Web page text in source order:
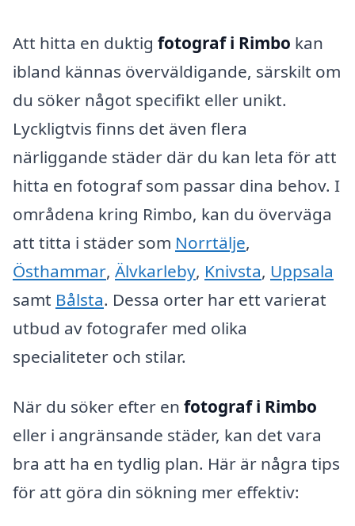
Att hitta en duktig fotograf i Rimbo kan
ibland kännas överväldigande, särskilt om
du söker något specifikt eller unikt.
Lyckligtvis finns det även flera
närliggande städer där du kan leta för att
hitta en fotograf som passar dina behov. I
områdena kring Rimbo, kan du överväga
att titta i städer som Norrtälje,
Östhammar, Älvkarleby, Knivsta, Uppsala
samt Bålsta. Dessa orter har ett varierat
utbud av fotografer med olika
specialiteter och stilar.
När du söker efter en fotograf i Rimbo
eller i angränsande städer, kan det vara
bra att ha en tydlig plan. Här är några tips
för att göra din sökning mer effektiv: